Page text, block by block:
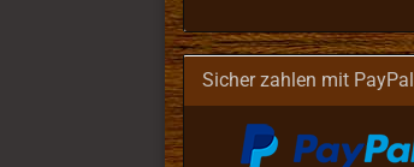
Sicher zahlen mit PayPal